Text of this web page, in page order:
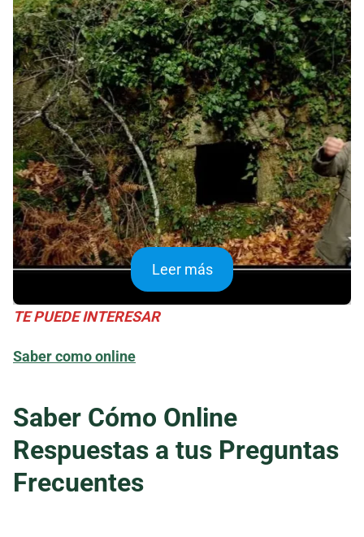
Leer más
TE PUEDE INTERESAR
Saber como online
Saber Cómo Online
Respuestas a tus Preguntas
Frecuentes